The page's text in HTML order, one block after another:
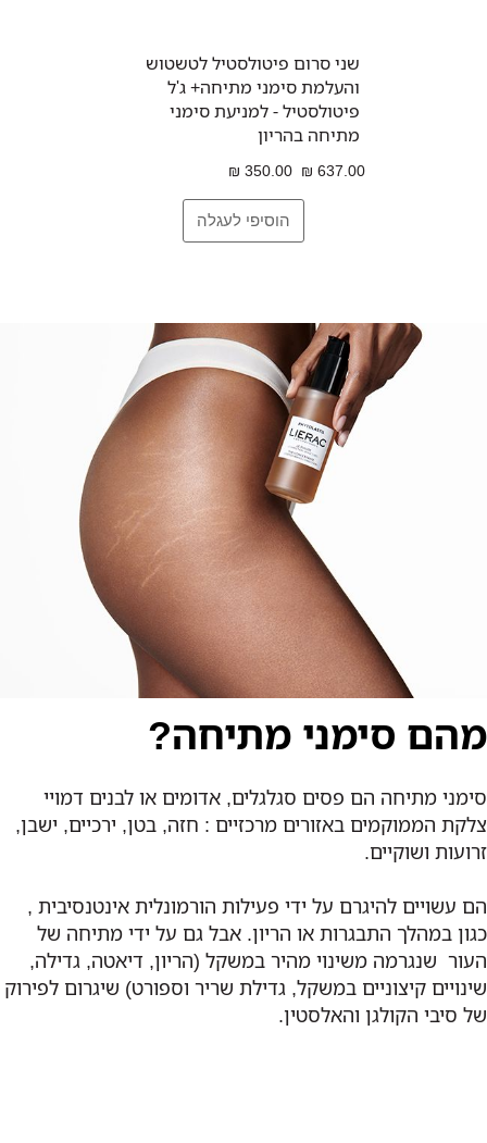
שני סרום פיטולסטיל לטשטוש
והעלמת סימני מתיחה+ ג'ל
פיטולסטיל - למניעת סימני
מתיחה בהריון
637.00 ₪
350.00 ₪
מהם סימני מתיחה?
סימני מתיחה הם פסים סגלגלים, אדומים או לבנים דמויי
צלקת הממוקמים באזורים מרכזיים : חזה, בטן, ירכיים, ישבן,
זרועות ושוקיים.
הם עשויים להיגרם על ידי פעילות הורמונלית אינטנסיבית ,
כגון במהלך התבגרות או הריון. אבל גם על ידי מתיחה של
העור שנגרמה משינוי מהיר במשקל (הריון, דיאטה, גדילה,
שינויים קיצוניים במשקל, גדילת שריר וספורט) שיגרום לפירוק
של סיבי הקולגן והאלסטין.